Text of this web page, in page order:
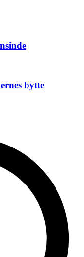
bytte